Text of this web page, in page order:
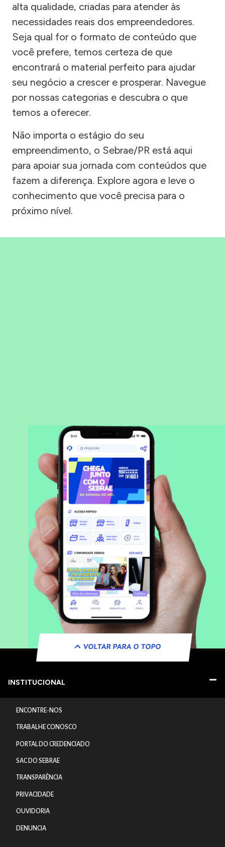
alta qualidade, criadas para atender às
necessidades reais dos empreendedores.
Seja qual for o formato de conteúdo que
você prefere, temos certeza de que
encontrará o material perfeito para ajudar
seu negócio a crescer e prosperar. Navegue
por nossas categorias e descubra o que
temos a oferecer.
Não importa o estágio do seu
empreendimento, o Sebrae/PR está aqui
para apoiar sua jornada com conteúdos que
fazem a diferença. Explore agora e leve o
conhecimento que você precisa para o
próximo nível.
VOLTAR PARA O TOPO
INSTITUCIONAL
ENCONTRE-NOS
TRABALHE CONOSCO
PORTAL DO CREDENCIADO
SAC DO SEBRAE
TRANSPARÊNCIA
PRIVACIDADE
OUVIDORIA
DENUNCIA